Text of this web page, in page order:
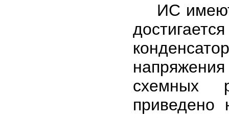
ИС имеют
схемных
приведено